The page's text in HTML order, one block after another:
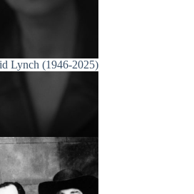
Lynch (1946-2025)